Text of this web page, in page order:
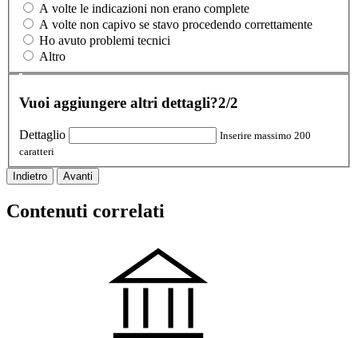
A volte le indicazioni non erano complete
A volte non capivo se stavo procedendo correttamente
Ho avuto problemi tecnici
Altro
Vuoi aggiungere altri dettagli?2/2
Dettaglio
Inserire massimo 200
caratteri
Indietro Avanti
Contenuti correlati